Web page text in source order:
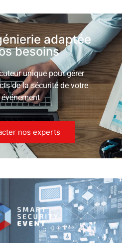
adaptée
besoins
unique pour gérer
de la sécurité de votre
événement
nos experts